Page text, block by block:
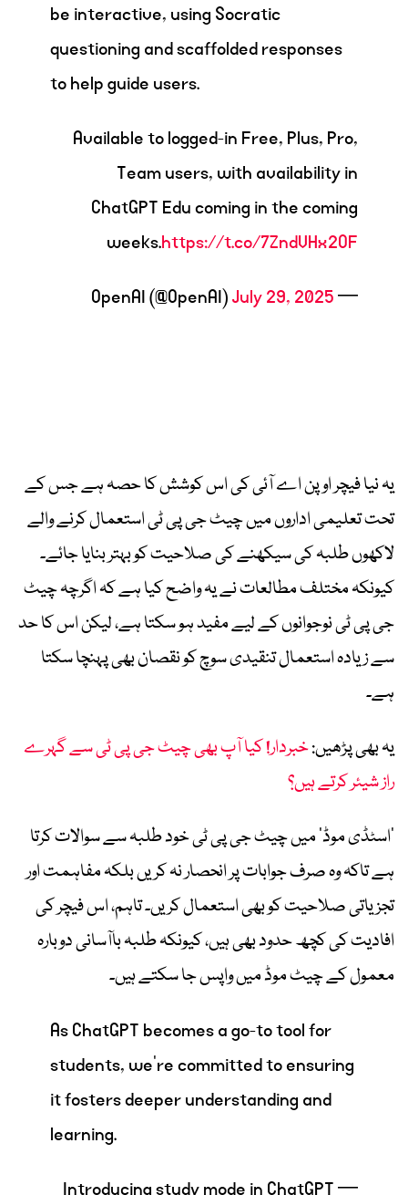
be interactive, using Socratic
questioning and scaffolded responses
to help guide users.
Available to logged-in Free, Plus, Pro,
Team users, with availability in
ChatGPT Edu coming in the coming
weeks.https://t.co/7ZndVHx2OF
— OpenAI (@OpenAI)
July 29, 2025
یہ نیا فیچر اوپن اے آئی کی اس کوشش کا حصہ ہے جس کے
تحت تعلیمی اداروں میں چیٹ جی پی ٹی استعمال کرنے والے
لاکھوں طلبہ کی سیکھنے کی صلاحیت کو بہتر بنایا جائے۔
کیونکہ مختلف مطالعات نے یہ واضح کیا ہے کہ اگرچہ چیٹ
جی پی ٹی نوجوانوں کے لیے مفید ہو سکتا ہے، لیکن اس کا حد
سے زیادہ استعمال تنقیدی سوچ کو نقصان بھی پہنچا سکتا
ہے۔
یہ بھی پڑھیں:خبردار! کیا آپ بھی چیٹ جی پی ٹی سے گہرے
راز شیئر کرتے ہیں؟
’اسٹڈی موڈ‘ میں چیٹ جی پی ٹی خود طلبہ سے سوالات کرتا
ہے تاکہ وہ صرف جوابات پر انحصار نہ کریں بلکہ مفاہمت اور
تجزیاتی صلاحیت کو بھی استعمال کریں۔ تاہم، اس فیچر کی
افادیت کی کچھ حدود بھی ہیں، کیونکہ طلبہ باآسانی دوبارہ
معمول کے چیٹ موڈ میں واپس جا سکتے ہیں۔
As ChatGPT becomes a go-to tool for
students, we’re committed to ensuring
it fosters deeper understanding and
learning.